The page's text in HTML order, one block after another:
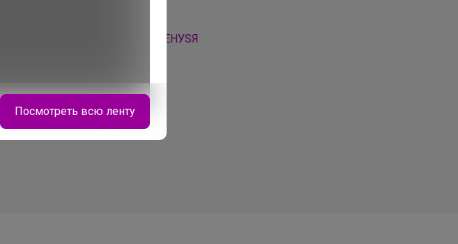
Другие СП организатора ЛЕНУSЯ
Торговые марки
SKINOTAN™
Посмотреть всю ленту